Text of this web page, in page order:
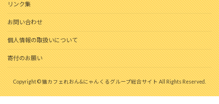
リンク集
お問い合わせ
個人情報の取扱いについて
寄付のお願い
Copyright © 猫カフェれおん&にゃんくるグループ総合サイト All Rights Reserved.